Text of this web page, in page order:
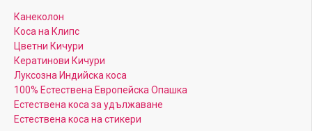
Канеколон
Коса на Клипс
Цветни Кичури
Кератинови Кичури
Луксозна Индийска коса
100% Естествена Европейска Опашка
Естествена коса за удължаване
Естествена коса на стикери